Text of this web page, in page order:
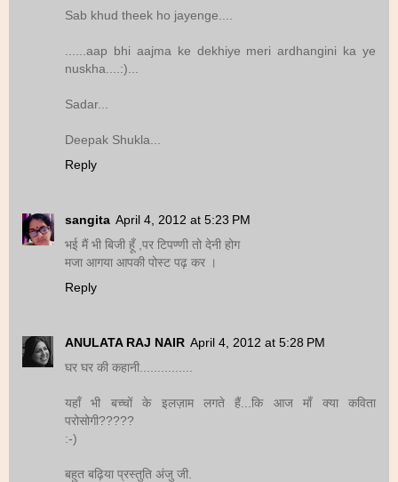
Sab khud theek ho jayenge....
......aap bhi aajma ke dekhiye meri ardhangini ka ye
nuskha....:)...
Sadar...
Deepak Shukla...
Reply
sangita April 4, 2012 at 5:23 PM
भई मैं भी बिजी हूँ ,पर टिपण्णी तो देनी होग
मजा आगया आपकी पोस्ट पढ़ कर ।
Reply
ANULATA RAJ NAIR April 4, 2012 at 5:28 PM
घर घर की कहानी...............
यहाँ भी बच्चों के इलज़ाम लगते हैं...कि आज माँ क्या कविता
परोसोगी?????
:-)
बहुत बढ़िया प्रस्तुति अंजु जी.